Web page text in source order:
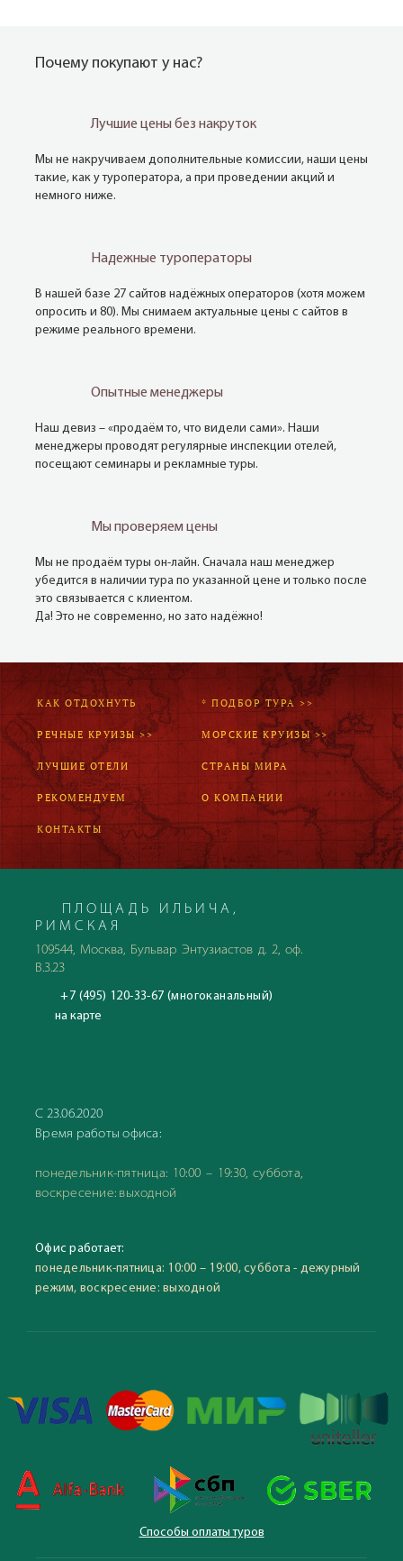
Почему покупают у нас?
Лучшие цены без накруток
Мы не накручиваем дополнительные комиссии, наши цены
такие, как у туроператора, а при проведении акций и
немного ниже.
Надежные туроператоры
В нашей базе 27 сайтов надёжных операторов (хотя можем
опросить и 80). Мы снимаем актуальные цены с сайтов в
режиме реального времени.
Опытные менеджеры
Наш девиз – «продаём то, что видели сами». Наши
менеджеры проводят регулярные инспекции отелей,
посещают семинары и рекламные туры.
Мы проверяем цены
Мы не продаём туры он-лайн. Сначала наш менеджер
убедится в наличии тура по указанной цене и только после
это связывается с клиентом.
Да! Это не современно, но зато надёжно!
КАК ОТДОХНУТЬ * ПОДБОР ТУРА >>
РЕЧНЫЕ КРУИЗЫ >> МОРСКИЕ КРУИЗЫ >>
ЛУЧШИЕ ОТЕЛИ СТРАНЫ МИРА
РЕКОМЕНДУЕМ О КОМПАНИИ
КОНТАКТЫ
ПЛОЩАДЬ ИЛЬИЧА,
РИМСКАЯ
109544, Москва, Бульвар Энтузиастов д. 2, оф.
В.3.23
+7 (495) 120-33-67 (многоканальный)
на карте
С 23.06.2020
Время работы офиса:
понедельник-пятница: 10:00 – 19:30, суббота,
воскресение: выходной
Офис работает:
понедельник-пятница: 10:00 – 19:00, суббота - дежурный
режим, воскресение: выходной
Способы оплаты туров